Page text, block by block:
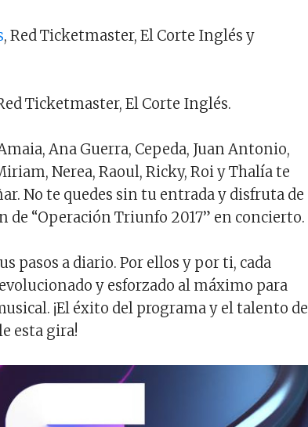
, Red Ticketmaster, El Corte Inglés y
Ticketmaster, El Corte Inglés.
Ana Guerra, Cepeda, Juan Antonio,
Nerea, Raoul, Ricky, Roi y Thalía te
No te quedes sin tu entrada y disfruta de
de “Operación Triunfo 2017” en concierto.
pasos a diario. Por ellos y por ti, cada
y esforzado al máximo para
¡El éxito del programa y el talento de
esta gira!